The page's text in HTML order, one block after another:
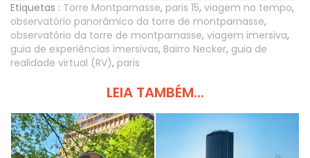
Etiquetas : Torre Montparnasse, paris 15, viagem no tempo,
observatório panorâmico da torre de montparnasse,
observatório da torre de montparnasse, viagem imersiva,
guia de experiências imersivas, Bairro Necker, guia de
realidade virtual (RV), paris
LEIA TAMBÉM...